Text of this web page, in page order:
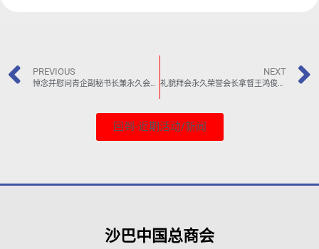
PREVIOUS NEXT
礼貌拜会永久荣誉会长拿督王鸿俊，并邀请拿督王出席第三届就职典礼
回到-近期活动/新闻
沙巴中国总商会